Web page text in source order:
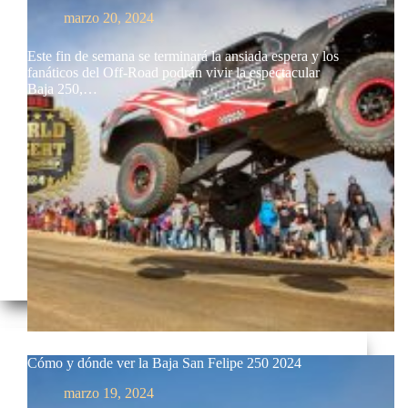
marzo 20, 2024
Este fin de semana se terminará la ansiada espera y los
fanáticos del Off-Road podrán vivir la espectacular
Baja 250,…
Cómo y dónde ver la Baja San Felipe 250 2024
marzo 19, 2024